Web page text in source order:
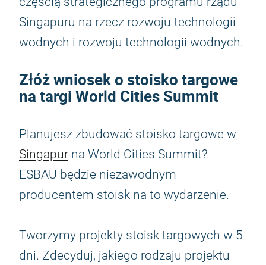
Singapuru na rzecz rozwoju technologii
wodnych i rozwoju technologii wodnych.
Złóż wniosek o stoisko targowe
na targi World Cities Summit
Planujesz zbudować stoisko targowe w
Singapur na World Cities Summit?
ESBAU będzie niezawodnym
producentem stoisk na to wydarzenie.
Tworzymy projekty stoisk targowych w 5
dni. Zdecyduj, jakiego rodzaju projektu